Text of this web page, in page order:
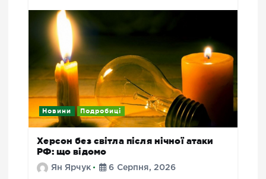
Новини Подробиці
Херсон без світла після нічної атаки
РФ: що відомо
Ян Ярчук 6 Серпня, 2026